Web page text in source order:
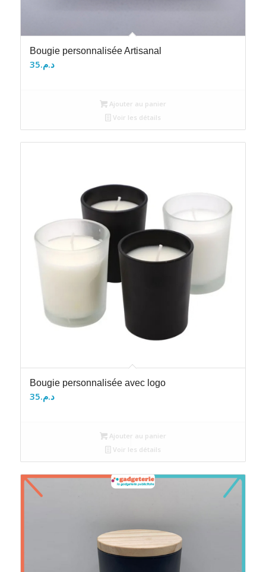
Bougie personnalisée Artisanal
د.م.35
Ajouter au panier
Voir les détails
Bougie personnalisée avec logo
د.م.35
Ajouter au panier
Voir les détails